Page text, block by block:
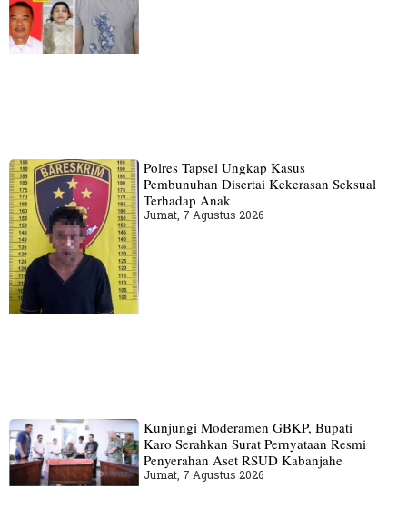
Polres Tapsel Ungkap Kasus
Pembunuhan Disertai Kekerasan Seksual
Terhadap Anak
Jumat, 7 Agustus 2026
Kunjungi Moderamen GBKP, Bupati
Karo Serahkan Surat Pernyataan Resmi
Penyerahan Aset RSUD Kabanjahe
Jumat, 7 Agustus 2026